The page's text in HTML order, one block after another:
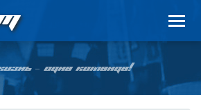
– ОДНА КОМАНДА!